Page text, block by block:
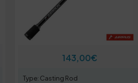
143,00€
Type: Casting Rod